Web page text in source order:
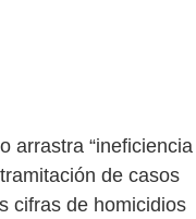
arrastra “ineficiencia
de casos
cifras de homicidios